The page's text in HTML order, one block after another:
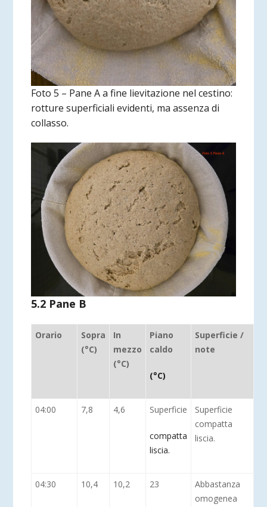
Foto 5 – Pane A a fine lievitazione nel cestino:
rotture superficiali evidenti, ma assenza di
collasso.
5.2 Pane B
Orario
Sopra
(°C)
In
mezzo
(°C)
Piano
caldo
(°C)
Superficie /
note
04:00 7,8 4,6 Superficie
compatta
liscia.
Superficie
compatta
liscia.
04:30 10,4 10,2 23
Abbastanza
omogenea